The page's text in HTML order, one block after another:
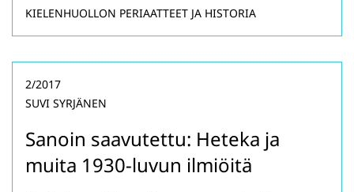
KIELENHUOLLON PERIAATTEET JA HISTORIA
Sanoin saavutettu: Heteka ja
muita 1930-luvun ilmiöitä
2/2017
SUVI SYRJÄNEN